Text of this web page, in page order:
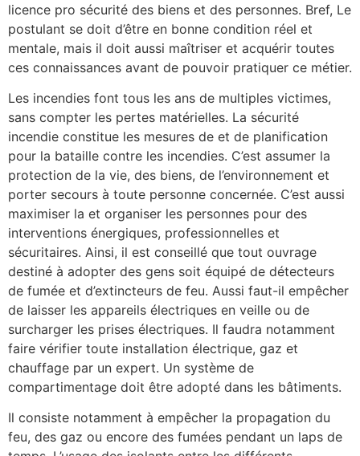
licence pro sécurité des biens et des personnes. Bref, Le
postulant se doit d’être en bonne condition réel et
mentale, mais il doit aussi maîtriser et acquérir toutes
ces connaissances avant de pouvoir pratiquer ce métier.
Les incendies font tous les ans de multiples victimes,
sans compter les pertes matérielles. La sécurité
incendie constitue les mesures de et de planification
pour la bataille contre les incendies. C’est assumer la
protection de la vie, des biens, de l’environnement et
porter secours à toute personne concernée. C’est aussi
maximiser la et organiser les personnes pour des
interventions énergiques, professionnelles et
sécuritaires. Ainsi, il est conseillé que tout ouvrage
destiné à adopter des gens soit équipé de détecteurs
de fumée et d’extincteurs de feu. Aussi faut-il empêcher
de laisser les appareils électriques en veille ou de
surcharger les prises électriques. Il faudra notamment
faire vérifier toute installation électrique, gaz et
chauffage par un expert. Un système de
compartimentage doit être adopté dans les bâtiments.
Il consiste notamment à empêcher la propagation du
feu, des gaz ou encore des fumées pendant un laps de